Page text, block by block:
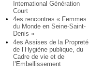
International Génération
Court
4es rencontres « Femmes
du Monde en Seine-Saint-
Denis »
4es Assises de la Propreté
de l’Hygiène publique, du
Cadre de vie et de
l’Embellissement